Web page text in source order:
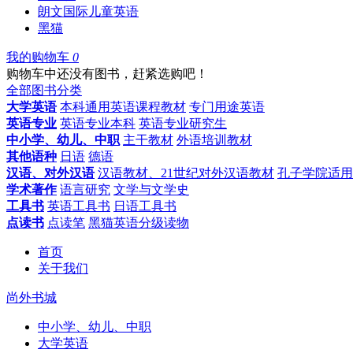
朗文国际儿童英语
黑猫
我的购物车 0
购物车中还没有图书，赶紧选购吧！
全部图书分类
大学英语 本科通用英语课程教材 专门用途英语
英语专业 英语专业本科 英语专业研究生
中小学、幼儿、中职 主干教材 外语培训教材
其他语种 日语 德语
汉语、对外汉语 汉语教材、21世纪对外汉语教材 孔子学院适
学术著作 语言研究 文学与文学史
工具书 英语工具书 日语工具书
点读书 点读笔 黑猫英语分级读物
首页
关于我们
尚外书城
中小学、幼儿、中职
大学英语